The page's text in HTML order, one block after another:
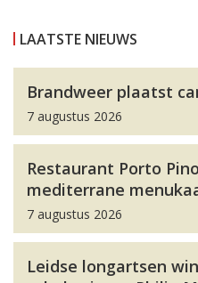
LAATSTE NIEUWS
Brandweer plaatst
7 augustus 2026
Restaurant Porto
mediterrane
7 augustus 2026
Leidse longartsen